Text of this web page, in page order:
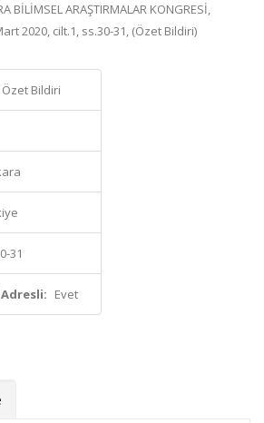
BİLİMSEL ARAŞTIRMALAR KONGRESİ,
2020, cilt.1, ss.30-31, (Özet Bildiri)
Bildiri
31
Evet